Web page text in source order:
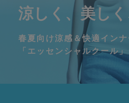
涼しく、美しく
春夏向け涼感＆快適インナ
「エッセンシャルクール